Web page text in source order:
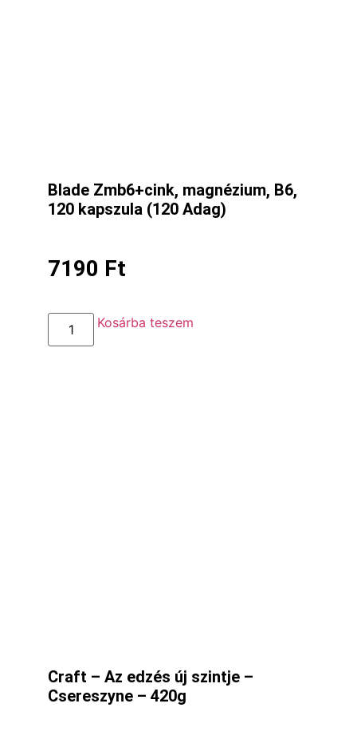
Blade Zmb6+cink, magnézium, B6,
120 kapszula (120 Adag)
7190 Ft
Kosárba teszem
Craft – Az edzés új szintje –
Csereszyne – 420g